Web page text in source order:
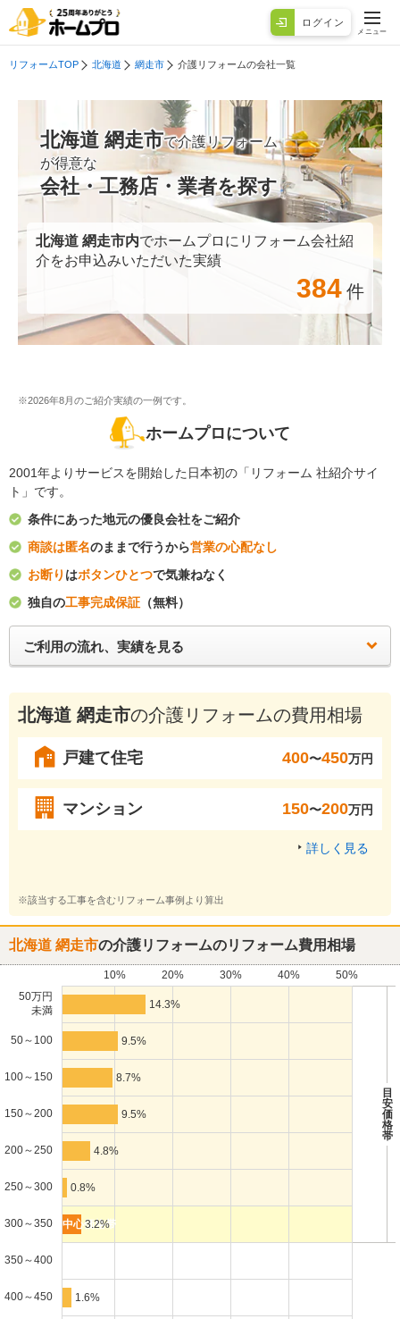
ログイン
メニュー
リフォームTOP 北海道 網走市 介護リフォームの会社一覧
北海道 網走市で介護リフォーム
が得意な
会社・工務店・業者を探す
北海道 網走市内でホームプロにリフォーム会社紹
介をお申込みいただいた実績
384 件
※2026年8月のご紹介実績の一例です。
ホームプロについて
2001年よりサービスを開始した日本初の「リフォーム 社紹介サイ
ト」です。
条件にあった地元の優良会社をご紹介
商談は匿名のままで行うから営業の心配なし
お断り はボタンひとつで気兼ねなく
独自の工事完成保証 （無料）
ご利用の流れ、実績を見る
北海道 網走市の介護リフォームの費用相場
戸建て住宅 400〜450万円
マンション 150〜200万円
詳しく見る
※該当する工事を含むリフォーム事例より算出
北海道 網走市の介護リフォームのリフォーム費用相場
10% 20% 30% 40%
50%
50万円
未満
14.3%
目
安
価
格
帯
50～100 9.5%
100～150 8.7%
150～200 9.5%
200～250 4.8%
250～300 0.8%
300～350 3.2%
350～400
400～450 1.6%